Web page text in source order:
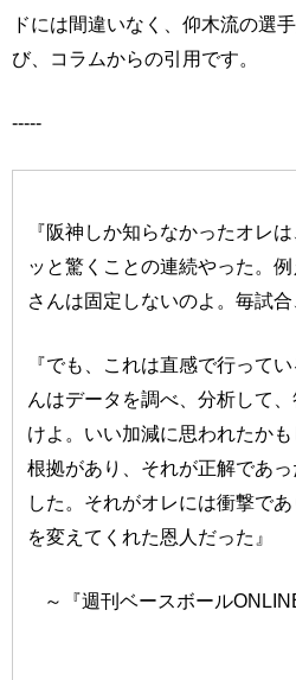
ドには間違いなく、仰木流の選
び、コラムからの引用です。
-----
『阪神しか知らなかったオレ
ッと驚くことの連続やった。
さんは固定しないのよ。毎試合
『でも、これは直感で行って
んはデータを調べ、分析して
けよ。いい加減に思われたか
根拠があり、それが正解であ
した。それがオレには衝撃で
を変えてくれた恩人だった』
～『週刊ベースボール